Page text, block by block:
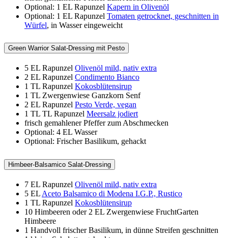
Optional: 1 EL Rapunzel Kapern in Olivenöl
Optional: 1 EL Rapunzel Tomaten getrocknet, geschnitten in
Würfel, in Wasser eingeweicht
Green Warrior Salat-Dressing mit Pesto
5 EL Rapunzel Olivenöl mild, nativ extra
2 EL Rapunzel Condimento Bianco
1 TL Rapunzel Kokosblütensirup
1 TL Zwergenwiese Ganzkorn Senf
2 EL Rapunzel Pesto Verde, vegan
1 TL TL Rapunzel Meersalz jodiert
frisch gemahlener Pfeffer zum Abschmecken
Optional: 4 EL Wasser
Optional: Frischer Basilikum, gehackt
Himbeer-Balsamico Salat-Dressing
7 EL Rapunzel Olivenöl mild, nativ extra
5 EL Aceto Balsamico di Modena I.G.P., Rustico
1 TL Rapunzel Kokosblütensirup
10 Himbeeren oder 2 EL Zwergenwiese FruchtGarten
Himbeere
1 Handvoll frischer Basilikum, in dünne Streifen geschnitten